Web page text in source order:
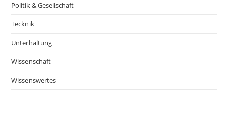
Politik & Gesellschaft
Tecknik
Unterhaltung
Wissenschaft
Wissenswertes